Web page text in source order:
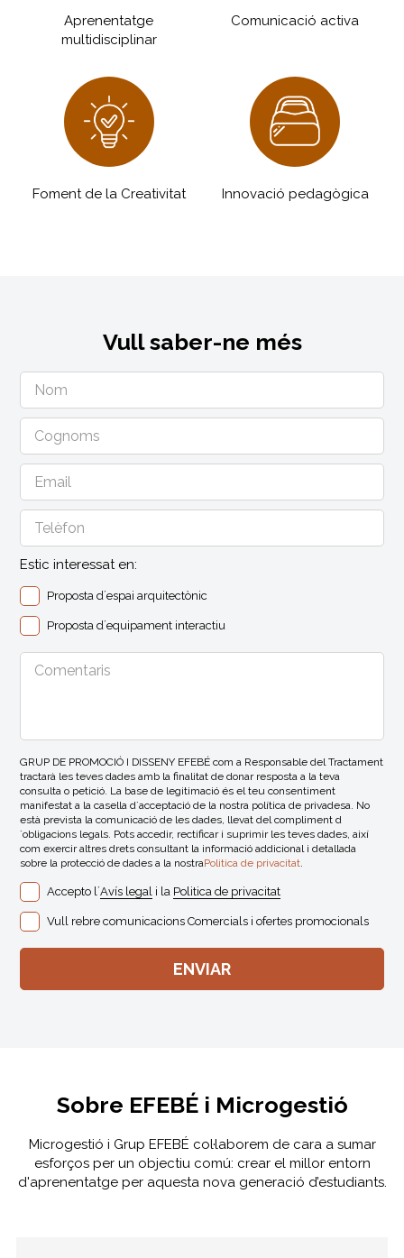
Aprenentatge
multidisciplinar
Comunicació activa
Foment de la Creativitat Innovació pedagògica
Vull saber-ne més
Estic interessat en:
Proposta d´espai arquitectònic
Proposta d´equipament interactiu
GRUP DE PROMOCIÓ I DISSENY EFEBÉ com a Responsable del Tractament
tractarà les teves dades amb la finalitat de donar resposta a la teva
consulta o petició. La base de legitimació és el teu consentiment
manifestat a la casella d´acceptació de la nostra política de privadesa. No
està prevista la comunicació de les dades, llevat del compliment d
´obligacions legals. Pots accedir, rectificar i suprimir les teves dades, així
com exercir altres drets consultant la informació addicional i detallada
sobre la protecció de dades a la nostraPolitica de privacitat.
Accepto l´Avís legal i la Politica de privacitat
Vull rebre comunicacions Comercials i ofertes promocionals
Sobre EFEBÉ i Microgestió
Microgestió i Grup EFEBÉ col·laborem de cara a sumar
esforços per un objectiu comú: crear el millor entorn
d'aprenentatge per aquesta nova generació d’estudiants.